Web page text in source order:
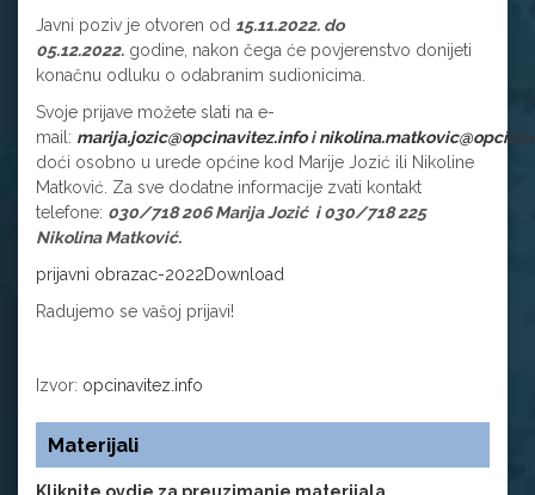
Javni poziv je otvoren od 15.11.2022. do
05.12.2022. godine, nakon čega će povjerenstvo donijeti
konačnu odluku o odabranim sudionicima.
Svoje prijave možete slati na e-
mail: marija.jozic@opcinavitez.infoi
doći osobno u urede općine kod Marije Jozić ili Nikoline
Matković. Za sve dodatne informacije zvati kontakt
telefone: 030/718 206 Marija Jozić i 030/718 225
Nikolina Matković.
prijavni obrazac-2022Download
Radujemo se vašoj prijavi!
Izvor: opcinavitez.info
Materijali